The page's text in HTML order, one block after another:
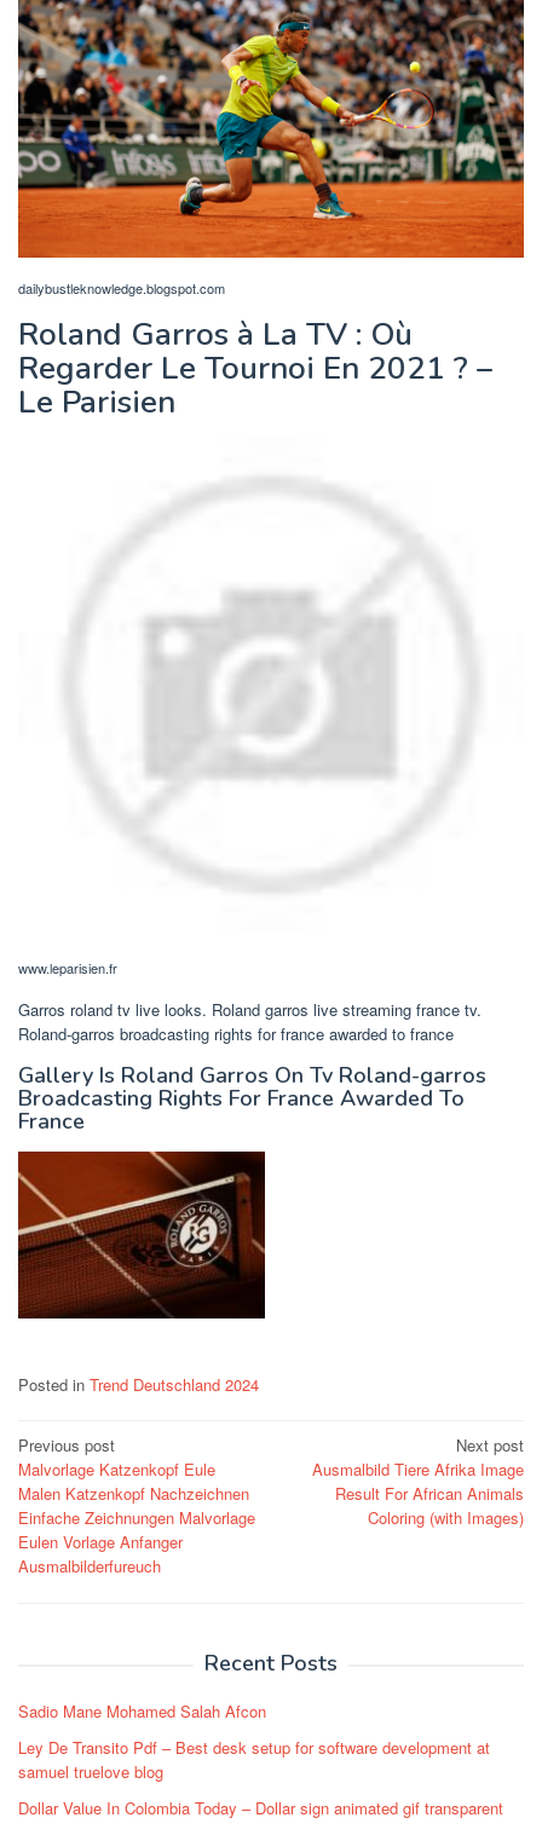
dailybustleknowledge.blogspot.com
Roland Garros à La TV : Où
Regarder Le Tournoi En 2021 ? –
Le Parisien
www.leparisien.fr
Garros roland tv live looks. Roland garros live streaming france tv.
Roland-garros broadcasting rights for france awarded to france
Gallery Is Roland Garros On Tv Roland-garros
Broadcasting Rights For France Awarded To
France
Posted in Trend Deutschland 2024
Post
navigation
Previous post
Malvorlage Katzenkopf Eule
Malen Katzenkopf Nachzeichnen
Einfache Zeichnungen Malvorlage
Eulen Vorlage Anfanger
Ausmalbilderfureuch
Next post
Ausmalbild Tiere Afrika Image
Result For African Animals
Coloring (with Images)
Recent Posts
Sadio Mane Mohamed Salah Afcon
Ley De Transito Pdf – Best desk setup for software development at
samuel truelove blog
Dollar Value In Colombia Today – Dollar sign animated gif transparent